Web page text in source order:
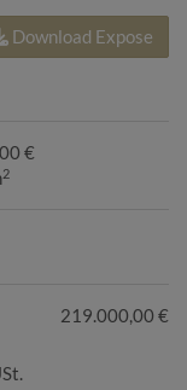
Download Expose
€
2
219.000,00 €